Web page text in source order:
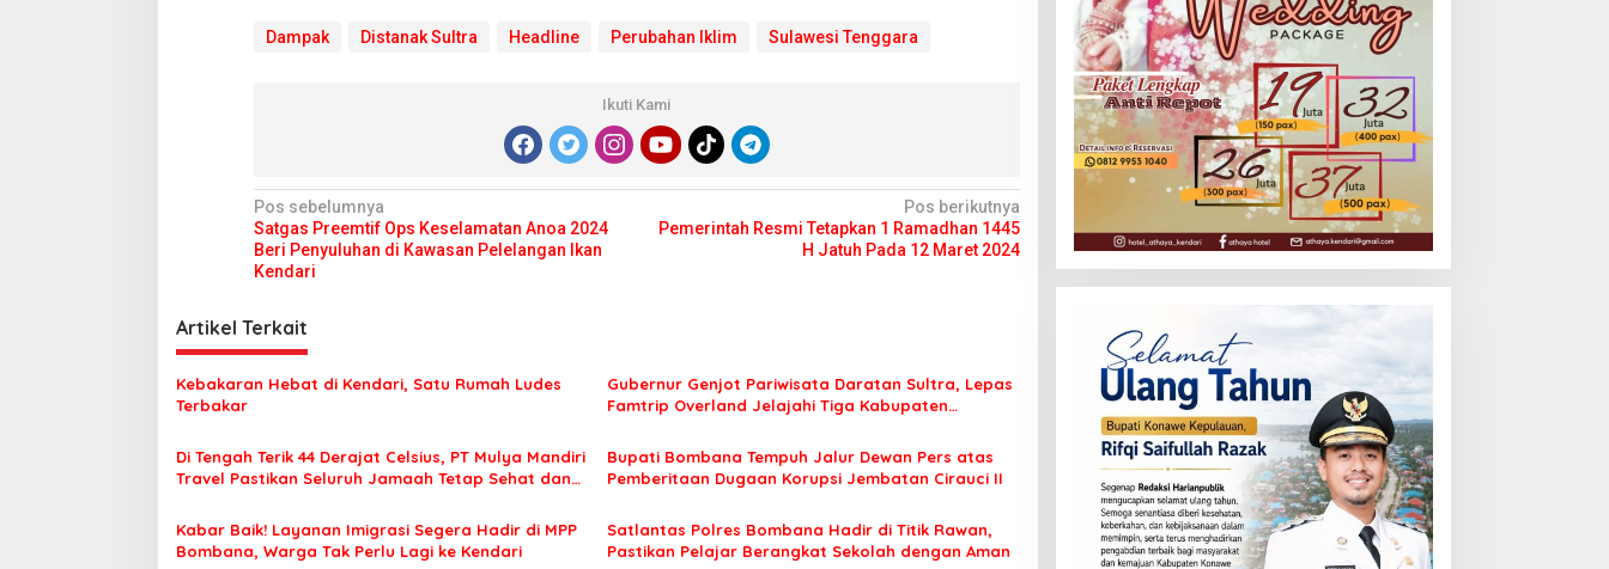
Dampak Distanak Sultra Headline Perubahan Iklim Sulawesi Tenggara
Ikuti Kami
N
a
v
i
g
a
i
p
o
s
Pos sebelumnya
Satgas Preemtif Ops Keselamatan Anoa 2024
Beri Penyuluhan di Kawasan Pelelangan Ikan
Kendari
Pos berikutnya
Pemerintah Resmi Tetapkan 1 Ramadhan 1445
H Jatuh Pada 12 Maret 2024
Artikel Terkait
Kebakaran Hebat di Kendari, Satu Rumah Ludes
Terbakar
Gubernur Genjot Pariwisata Daratan Sultra, Lepas
Famtrip Overland Jelajahi Tiga Kabupaten
Di Tengah Terik 44 Derajat Celsius, PT Mulya Mandiri
Travel Pastikan Seluruh Jamaah Tetap Sehat dan
Bupati Bombana Tempuh Jalur Dewan Pers atas
Pemberitaan Dugaan Korupsi Jembatan Cirauci II
Kabar Baik! Layanan Imigrasi Segera Hadir di MPP
Bombana, Warga Tak Perlu Lagi ke Kendari
Satlantas Polres Bombana Hadir di Titik Rawan,
Pastikan Pelajar Berangkat Sekolah dengan Aman